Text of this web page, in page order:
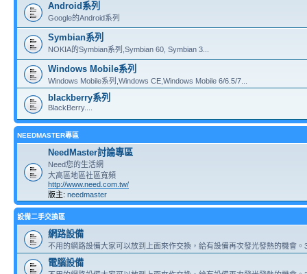
Android系列
Google的Android系列
Symbian系列
NOKIA的Symbian系列,Symbian 60, Symbian 3...
Windows Mobile系列
Windows Mobile系列,Windows CE,Windows Mobile 6/6.5/7...
blackberry系列
BlackBerry....
NEEDMASTER專區
NeedMaster討論專區
Need您的生活網
大高區地區社區寬頻
http://www.need.com.tw/
版主: needmaster
設備二手交換區
網路設備
不用的網路設備大家可以放到上面來作交換，給有設備再次發光發熱的機會。
電腦設備